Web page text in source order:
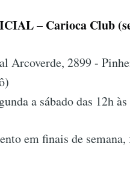
– Carioca Club
Arcoverde, 2899 -
a sábado das 12h
em finais de